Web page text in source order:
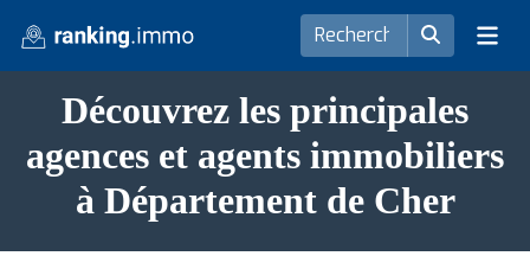
Découvrez les principales
agences et agents immobiliers
à Département de Cher